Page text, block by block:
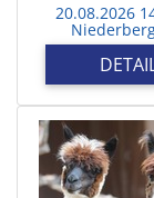
20.08.2026